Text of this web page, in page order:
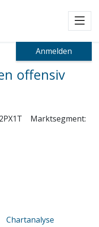
Anmelden
offensiv
Marktsegment:
Chartanalyse